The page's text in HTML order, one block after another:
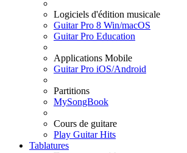
Logiciels d'édition musicale
Guitar Pro 8 Win/macOS
Guitar Pro Education
Applications Mobile
Guitar Pro iOS/Android
Partitions
MySongBook
Cours de guitare
Play Guitar Hits
Tablatures